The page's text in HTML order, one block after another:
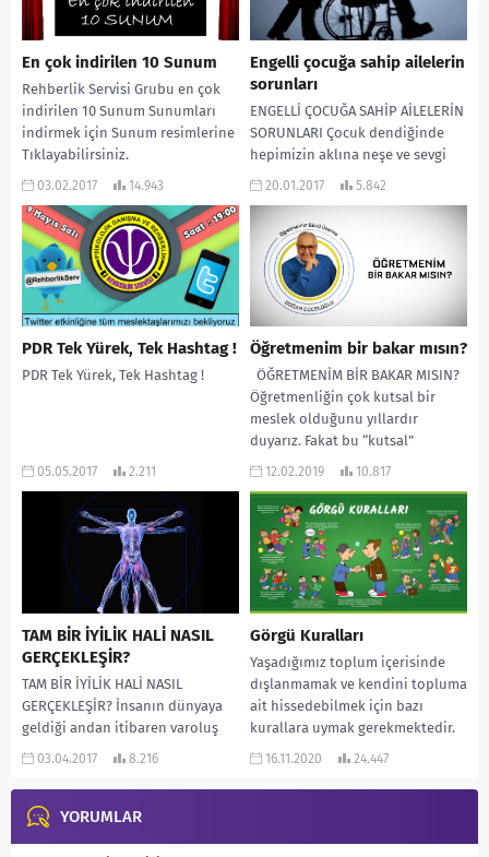
En çok indirilen 10 Sunum
Rehberlik Servisi Grubu en çok
indirilen 10 Sunum Sunumları
indirmek için Sunum resimlerine
Tıklayabilirsiniz.
03.02.2017 14.943
Engelli çocuğa sahip ailelerin
sorunları
ENGELLİ ÇOCUĞA SAHİP AİLELERİN
SORUNLARI Çocuk dendiğinde
hepimizin aklına neşe ve sevgi
kaynağı sevimli varlıklar gelir.
20.01.2017 5.842
PDR Tek Yürek, Tek Hashtag !
PDR Tek Yürek, Tek Hashtag !
05.05.2017 2.211
Öğretmenim bir bakar mısın?
ÖĞRETMENİM BİR BAKAR MISIN?
Öğretmenliğin çok kutsal bir
meslek olduğunu yıllardır
duyarız. Fakat bu “kutsal”
kavramının ne anlama geldiğini...
12.02.2019 10.817
TAM BİR İYİLİK HALİ NASIL
GERÇEKLEŞİR?
TAM BİR İYİLİK HALİ NASIL
GERÇEKLEŞİR? İnsanın dünyaya
geldiği andan itibaren varoluş
mücadelesi başlar.
özelliklerinin dengesini
koruması gerekir....
03.04.2017 8.216
Görgü Kuralları
Yaşadığımız toplum içerisinde
dışlanmamak ve kendini topluma
ait hissedebilmek için bazı
kurallara uymak gerekmektedir.
Bu kurallar genelde görgü
16.11.2020 24.447
YORUMLAR